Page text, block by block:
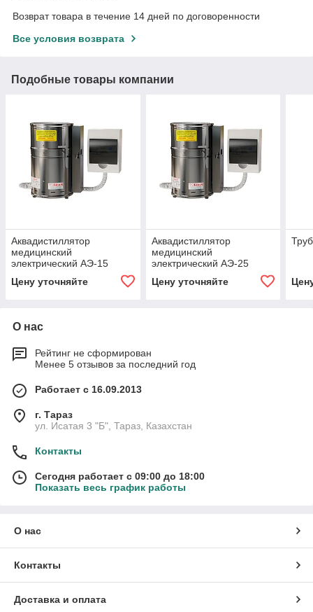
Возврат товара в течение 14 дней по договоренности
Все условия возврата
Подобные товары компании
Аквадистиллятор
медицинский
электрический АЭ-15
Цену уточняйте
Аквадистиллятор
медицинский
электрический АЭ-25
Цену уточняйте
О нас
Рейтинг не сформирован
Менее 5 отзывов за последний год
Работает с 16.09.2013
г. Тараз
ул. Исатая 3 "Б", Тараз, Казахстан
Контакты
Сегодня работает с 09:00 до 18:00
Показать весь график работы
О нас
Контакты
Доставка и оплата